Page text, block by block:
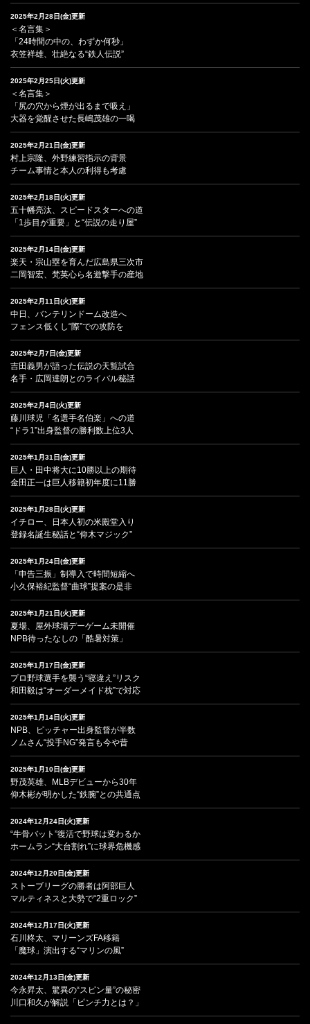
2025年2月28日(金)更新
＜名言集＞
「24時間の中の、わずか何秒」
衣笠祥雄、壮絶なる“鉄人伝説”
2025年2月25日(火)更新
＜名言集＞
「尻の穴から煙が出るまで吸え」
大器を覚醒させた長嶋茂雄の一喝
2025年2月21日(金)更新
村上宗隆、外野練習指示の背景
チーム事情と本人の利得も考慮
2025年2月18日(火)更新
五十幡亮汰、スピードスターへの道
「1歩目が重要」と“伝説の走り屋”
2025年2月14日(金)更新
楽天・宗山塁を育んだ広島県三次市
二岡智宏、梵英心ら名遊撃手の産地
2025年2月11日(火)更新
中日、バンテリンドーム改造へ
フェンス低くし“際”での攻防を
2025年2月7日(金)更新
吉田義男が語った伝説の天覧試合
名手・広岡達朗とのライバル秘話
2025年2月4日(火)更新
藤川球児「名選手名伯楽」への道
“ドラ1”出身監督の勝利数上位3人
2025年1月31日(金)更新
巨人・田中将大に10勝以上の期待
金田正一は巨人移籍初年度に11勝
2025年1月28日(火)更新
イチロー、日本人初の米殿堂入り
登録名誕生秘話と“仰木マジック”
2025年1月24日(金)更新
「申告三振」制導入で時間短縮へ
小久保裕紀監督“曲球”提案の是非
2025年1月21日(火)更新
夏場、屋外球場デーゲーム未開催
NPB待ったなしの「酷暑対策」
2025年1月17日(金)更新
プロ野球選手を襲う“寝違え”リスク
和田毅は“オーダーメイド枕”で対応
2025年1月14日(火)更新
NPB、ピッチャー出身監督が半数
ノムさん“投手NG”発言も今や昔
2025年1月10日(金)更新
野茂英雄、MLBデビューから30年
仰木彬が明かした“鉄腕”との共通点
2024年12月24日(火)更新
“牛骨バット”復活で野球は変わるか
ホームラン“大台割れ”に球界危機感
2024年12月20日(金)更新
ストーブリーグの勝者は阿部巨人
マルティネスと大勢で“2重ロック”
2024年12月17日(火)更新
石川柊太、マリーンズFA移籍
「魔球」演出する“マリンの風”
2024年12月13日(金)更新
今永昇太、驚異の“スピン量”の秘密
川口和久が解説「ピンチ力とは？」